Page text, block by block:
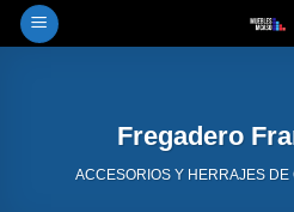
Saltar
al
Fregadero
ACCESORIOS Y HERRAJES DE